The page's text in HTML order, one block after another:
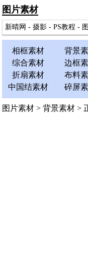
图片素材
新晴网 - 摄影 - PS教程 -
相框素材 背景
综合素材
边框
折扇素材
布料
中国结素材
碎屏
图片素材 > 背景素材 >